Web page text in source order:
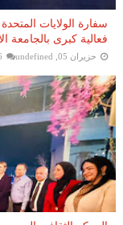
فعالية كبرى بالجامعة
حزيران 05, 2026 undefined